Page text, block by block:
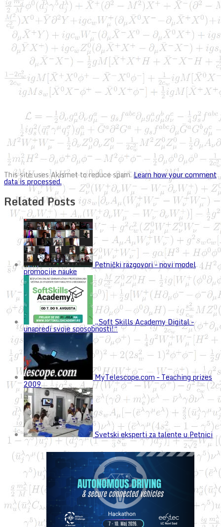
This site uses Akismet to reduce spam.Learn how your comment
data is processed.
Related Posts
Petnički razgovori – novi model
promocije nauke
„Soft Skills Academy Digital –
unapredi svoje sposobnosti!“
MyTelescope.com – Teaching prizes
2009
Svetski eksperti za talente u Petnici